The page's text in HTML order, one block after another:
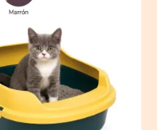
Las
opciones
se
pueden